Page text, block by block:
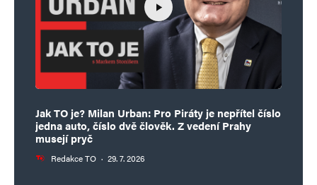
Jak TO je? Milan Urban: Pro Piráty je nepřítel číslo
jedna auto, číslo dvě člověk. Z vedení Prahy
musejí pryč
Redakce TO · 29. 7. 2026